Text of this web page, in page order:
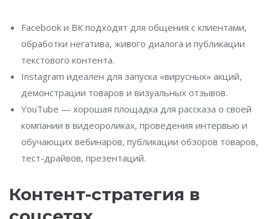
Facebook и ВК подходят для общения с клиентами,
обработки негатива, живого диалога и публикации
текстового контента.
Instagram идеален для запуска «вирусных» акций,
демонстрации товаров и визуальных отзывов.
YouTube — хорошая площадка для рассказа о своей
компании в видеороликах, проведения интервью и
обучающих вебинаров, публикации обзоров товаров,
тест-драйвов, презентаций.
Контент-стратегия в